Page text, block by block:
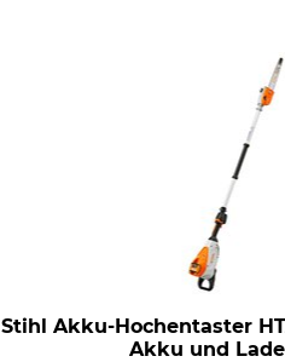
Stihl Akku-Hochentaster
Akku und